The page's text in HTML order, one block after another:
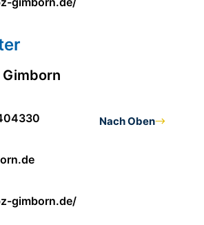
Gimborn
gimborn.de/
Nach Oben